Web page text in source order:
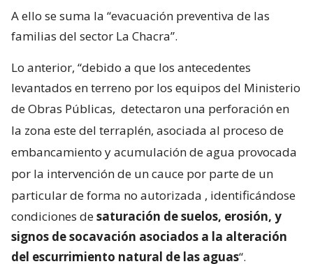
A ello se suma la “evacuación preventiva de las
familias del sector La Chacra”.
Lo anterior, “debido a que los antecedentes
levantados en terreno por los equipos del Ministerio
de Obras Públicas, detectaron una perforación en
la zona este del terraplén, asociada al proceso de
embancamiento y acumulación de agua provocada
por la intervención de un cauce por parte de un
particular de forma no autorizada , identificándose
condiciones desaturación de suelos, erosión, y
signos de socavación asociados a la alteración
del escurrimiento natural de las aguas“.